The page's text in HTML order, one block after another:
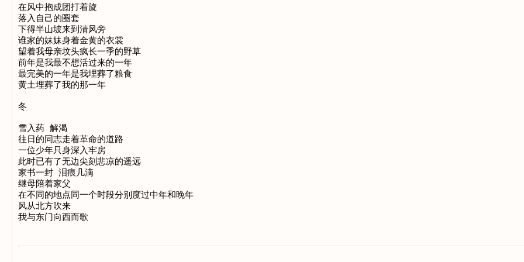
在风中抱成团打着旋
落入自己的圈套
下得半山坡来到清风旁
谁家的妹妹身着金黄的衣裳
望着我母亲坟头疯长一季的野草
前年是我最不想活过来的一年
最完美的一年是我埋葬了粮食
黄土埋葬了我的那一年
冬
雪入药 解渴
往日的同志走着革命的道路
一位少年只身深入牢房
此时已有了无边尖刻悲凉的遥远
家书一封 泪痕几滴
继母陪着家父
在不同的地点同一个时段分别度过中年和晚年
风从北方吹来